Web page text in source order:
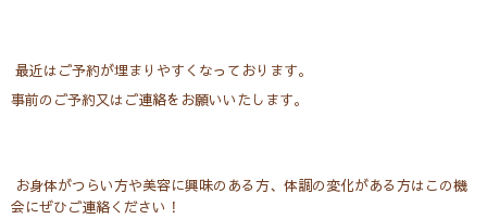
最近はご予約が埋まりやすくなっております。
事前のご予約又はご連絡をお願いいたします。
お身体がつらい方や美容に興味のある方、体調の変化がある方はこの機
会にぜひご連絡ください！